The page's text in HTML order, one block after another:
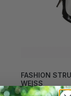
FASHION
WEISS